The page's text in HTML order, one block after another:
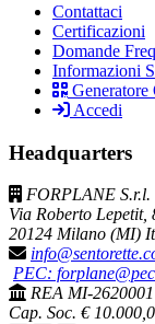
Contattaci
Certificazioni
Domande
Informazioni
Accedi
Headquarters
FORPLANE S.r.l.
Via Roberto Lepetit,
20124 Milano (MI)
PEC:
REA MI-2620001
Cap. Soc. €